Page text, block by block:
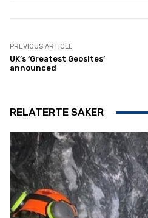
PREVIOUS ARTICLE
UK’s ‘Greatest Geosites’
announced
RELATERTE SAKER